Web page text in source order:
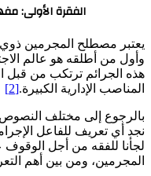
الفقرة الأولى:
يعتبر مصطلح المجرمين ذوي
هذه الجرائم ترتكب من قبل
المناصب الإدارية الكبيرة.[2]
بالرجوع إلى مختلف النصوص
نجد أي تعريف للفاعل
لجأنا للفقه من أجل
المجرمين، ومن بين أهم